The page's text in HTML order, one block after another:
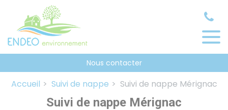
Nous contacter
Accueil Suivi de nappe Suivi de nappe Mérignac
Suivi de nappe Mérignac
Panneau de gestion des cookies